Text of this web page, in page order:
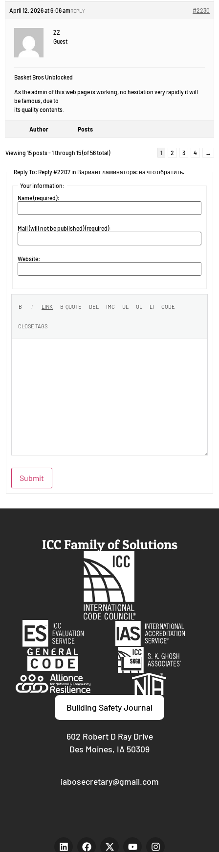
April 12, 2026 at 6:06 am #2230
REPLY
ZZ
Guest
Basket Bros Unblocked
As the admin of this web page is working, no hesitation very rapidly it will
be famous, due to
its quality contents.
Author Posts
Viewing 15 posts - 1 through 15 (of 56 total) 1 2 3 4 →
Reply To: Reply #2207 in Вариант ламинаторa: на что обратить.
Your information:
Name (required):
Mail (will not be published) (required):
Website:
Submit
ICC Family of Solutions
Building Safety Journal
602 Robert D Ray Drive
Des Moines, IA 50309
iabosecretary@gmail.com